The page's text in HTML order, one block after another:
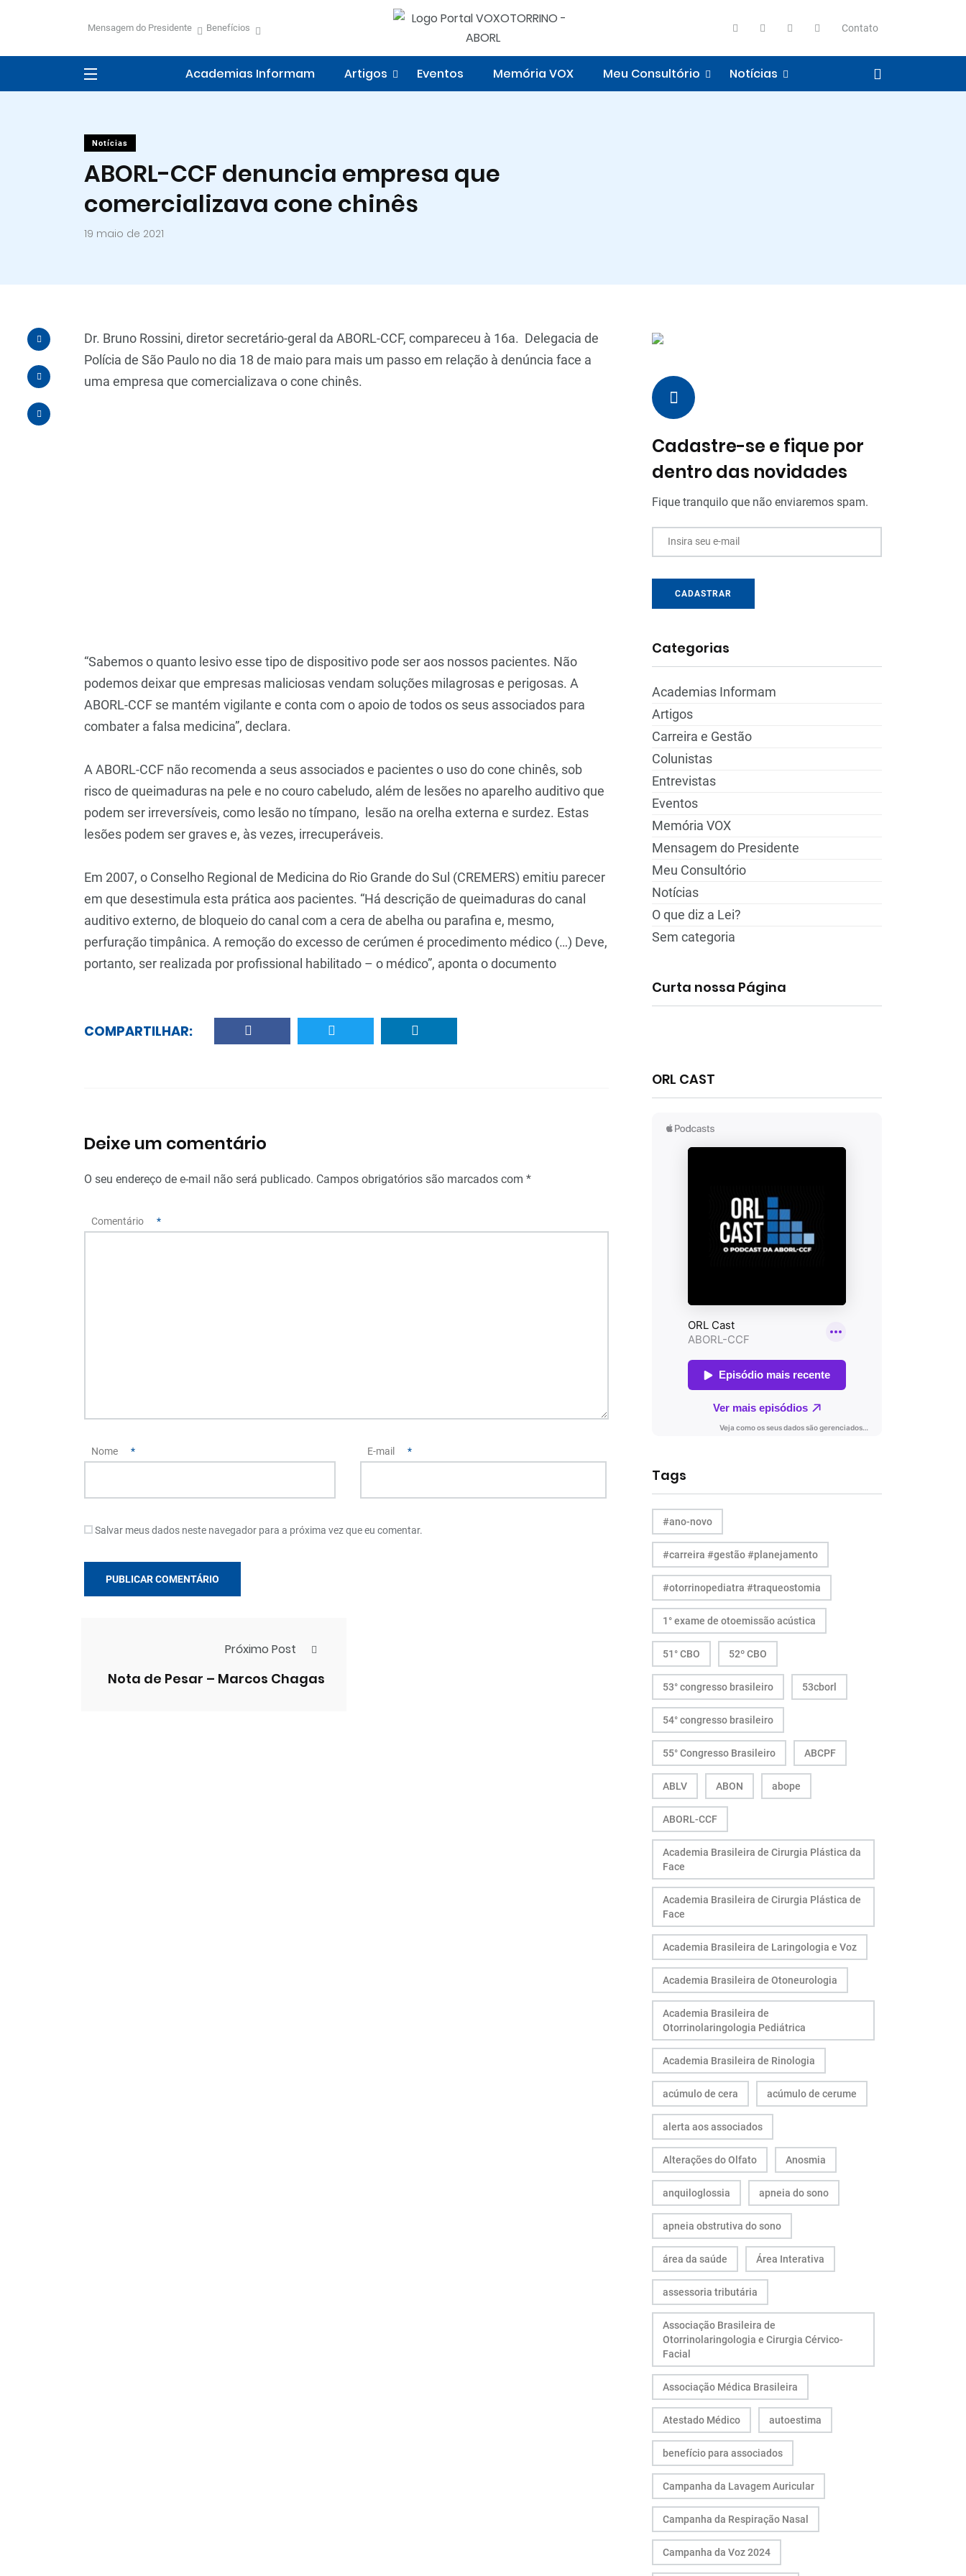
Mensagem do Presidente Benefícios Contato
Academias Informam Artigos Eventos Memória VOX Meu Consultório Notícias
Notícias
ABORL-CCF denuncia empresa que
comercializava cone chinês
19 maio de 2021
Dr. Bruno Rossini, diretor secretário-geral da ABORL-CCF, compareceu à 16a. Delegacia de
Polícia de São Paulo no dia 18 de maio para mais um passo em relação à denúncia face a
uma empresa que comercializava o cone chinês.
“Sabemos o quanto lesivo esse tipo de dispositivo pode ser aos nossos pacientes. Não
podemos deixar que empresas maliciosas vendam soluções milagrosas e perigosas. A
ABORL-CCF se mantém vigilante e conta com o apoio de todos os seus associados para
combater a falsa medicina”, declara.
A ABORL-CCF não recomenda a seus associados e pacientes o uso do cone chinês, sob
risco de queimaduras na pele e no couro cabeludo, além de lesões no aparelho auditivo que
podem ser irreversíveis, como lesão no tímpano, lesão na orelha externa e surdez. Estas
lesões podem ser graves e, às vezes, irrecuperáveis.
Em 2007, o Conselho Regional de Medicina do Rio Grande do Sul (CREMERS) emitiu parecer
em que desestimula esta prática aos pacientes. “Há descrição de queimaduras do canal
auditivo externo, de bloqueio do canal com a cera de abelha ou parafina e, mesmo,
perfuração timpânica. A remoção do excesso de cerúmen é procedimento médico (…) Deve,
portanto, ser realizada por profissional habilitado – o médico”, aponta o documento
COMPARTILHAR:
Deixe um comentário
O seu endereço de e-mail não será publicado. Campos obrigatórios são marcados com *
Comentário *
Nome * E-mail *
Salvar meus dados neste navegador para a próxima vez que eu comentar.
Próximo Post
Nota de Pesar – Marcos Chagas
Cadastre-se e fique por
dentro das novidades
Fique tranquilo que não enviaremos spam.
Insira seu e-mail
CADASTRAR
Categorias
Academias Informam
Artigos
Carreira e Gestão
Colunistas
Entrevistas
Eventos
Memória VOX
Mensagem do Presidente
Meu Consultório
Notícias
O que diz a Lei?
Sem categoria
Curta nossa Página
ORL CAST
Tags
#ano-novo
#carreira #gestão #planejamento
#otorrinopediatra #traqueostomia
1° exame de otoemissão acústica
51° CBO 52º CBO
53° congresso brasileiro 53cborl
54° congresso brasileiro
55° Congresso Brasileiro ABCPF
ABLV ABON abope
ABORL-CCF
Academia Brasileira de Cirurgia Plástica da
Face
Academia Brasileira de Cirurgia Plástica de
Face
Academia Brasileira de Laringologia e Voz
Academia Brasileira de Otoneurologia
Academia Brasileira de
Otorrinolaringologia Pediátrica
Academia Brasileira de Rinologia
acúmulo de cera acúmulo de cerume
alerta aos associados
Alterações do Olfato Anosmia
anquiloglossia apneia do sono
apneia obstrutiva do sono
área da saúde Área Interativa
assessoria tributária
Associação Brasileira de
Otorrinolaringologia e Cirurgia Cérvico-
Facial
Associação Médica Brasileira
Atestado Médico autoestima
benefício para associados
Campanha da Lavagem Auricular
Campanha da Respiração Nasal
Campanha da Voz 2024